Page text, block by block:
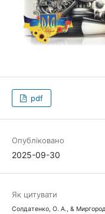
pdf
Опубліковано
2025-09-30
Як цитувати
Солдатенко, О. А., &